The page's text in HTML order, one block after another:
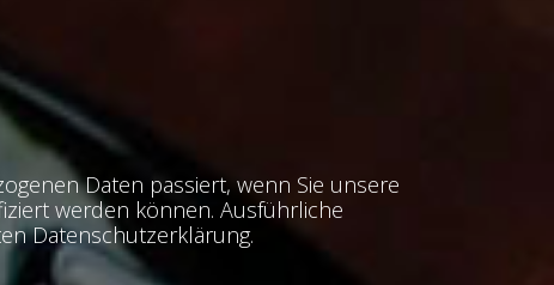
Daten passiert, wenn Sie unsere
werden können. Ausführliche
Datenschutzerklärung.